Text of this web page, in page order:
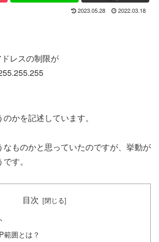
2023.05.28 2022.03.18
レスの制限が
かを記述しています。
なものかと思っていたのですが、挙動が
す。
目次
範囲とは？